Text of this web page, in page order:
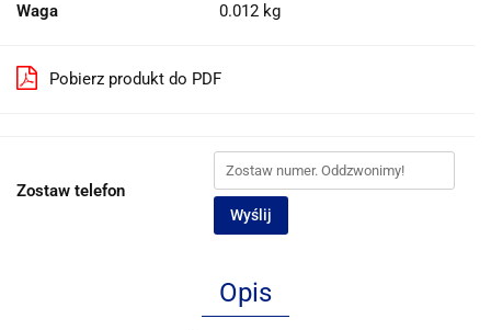
Waga 0.012 kg
Pobierz produkt do PDF
Zostaw telefon
Wyślij
Opis